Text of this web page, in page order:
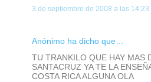
3 de septiembre de 2008 a las 14:23
Anónimo ha dicho que…
TU TRANKILO QUE HAY MAS
SANTACRUZ YA TE LA
COSTA RICA ALGUNA OLA